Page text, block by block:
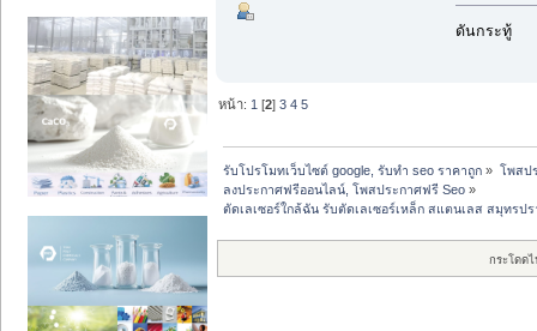
ดันกระทู้
หน้า: 1 [2]3 4 5
รับโปรโมทเว็บไซต์ google, รับทำ seo ราคาถูก » โพสป
ลงประกาศฟรีออนไลน์, โพสประกาศฟรี Seo »
ตัดเลเซอร์ใกล้ฉัน รับตัดเลเซอร์เหล็ก สแตนเลส สมุทรปร
กระโดด